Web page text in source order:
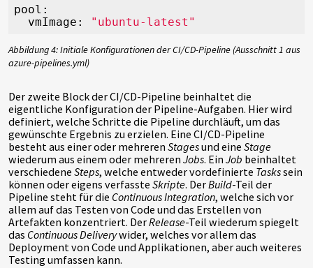
pool:
vmImage:
"ubuntu-latest"
Abbildung 4: Initiale Konfigurationen der CI/CD-Pipeline (Ausschnitt 1 aus
azure-pipelines.yml)
Der zweite Block der CI/CD-Pipeline beinhaltet die
eigentliche Konfiguration der Pipeline-Aufgaben. Hier wird
definiert, welche Schritte die Pipeline durchläuft, um das
gewünschte Ergebnis zu erzielen. Eine CI/CD-Pipeline
besteht aus einer oder mehreren Stagesund eine Stage
wiederum aus einem oder mehreren Jobs. Ein Job beinhaltet
verschiedene Steps, welche entweder vordefinierte Taskssein
können oder eigens verfasste Skripte. DerBuild-Teil der
Pipeline steht für die Continuous Integration, welche sich vor
allem auf das Testen von Code und das Erstellen von
Artefakten konzentriert. DerRelease-Teil wiederum spiegelt
das Continuous Deliverywider, welches vor allem das
Deployment von Code und Applikationen, aber auch weiteres
Testing umfassen kann.